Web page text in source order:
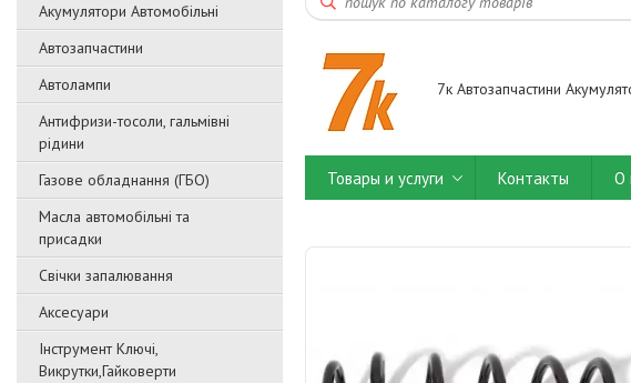
Акумулятори Автомобільні
Автозапчастини
Автолампи
Антифризи-тосоли, гальмівні
рідини
Газове обладнання (ГБО)
Масла автомобільні та
присадки
Свічки запалювання
Аксесуари
Інструмент Ключі,
Викрутки,Гайковерти
7к Автозапчастини
Товары и услуги Контакты О